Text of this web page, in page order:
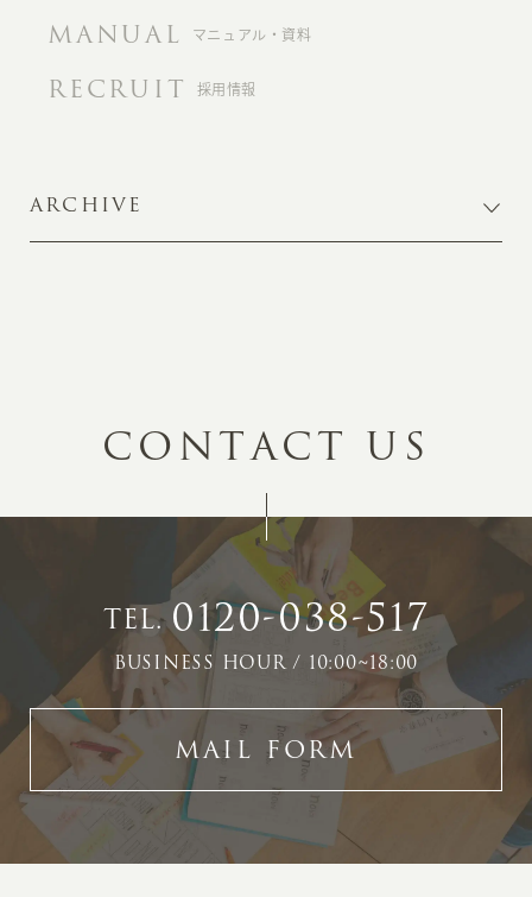
MANUAL マニュアル・資料
RECRUIT 採用情報
ARCHIVE
CONTACT US
TEL.0120-038-517
BUSINESS HOUR / 10:00~18:00
MAIL FORM